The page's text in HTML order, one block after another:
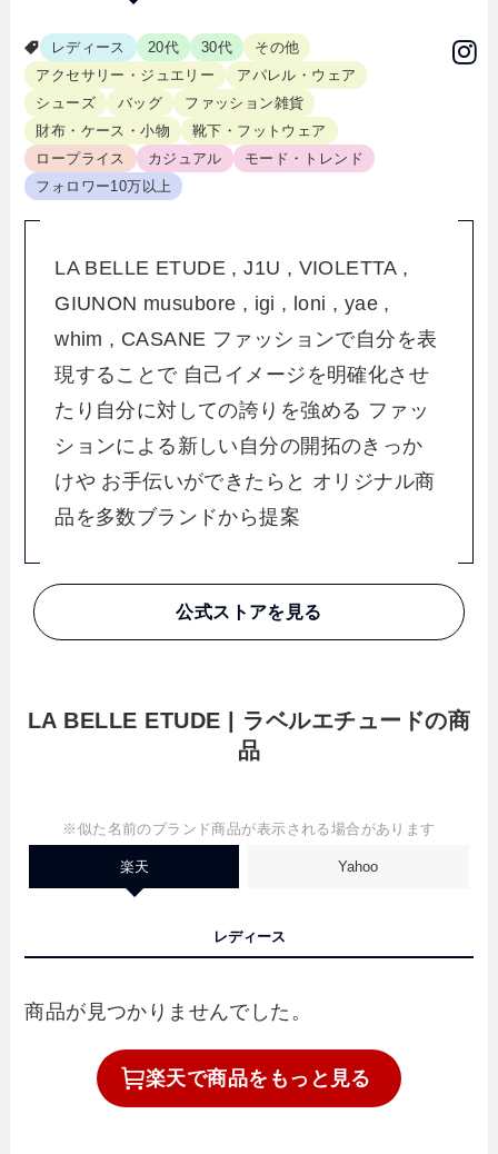
レディース 20代 30代
その他
アクセサリー・ジュエリー
アパレル・ウェア
シューズ
バッグ
ファッション雑貨
財布・ケース・小物
靴下・フットウェア
ロープライス
カジュアル
モード・トレンド
フォロワー10万以上
LA BELLE ETUDE , J1U , VIOLETTA ,
GIUNON musubore , igi , loni , yae ,
whim , CASANE ファッションで自分を表
現することで 自己イメージを明確化させ
たり自分に対しての誇りを強める ファッ
ションによる新しい自分の開拓のきっか
けや お手伝いができたらと オリジナル商
品を多数ブランドから提案
公式ストアを見る
LA BELLE ETUDE | ラベルエチュードの商
品
※似た名前のブランド商品が表示される場合があります
楽天 Yahoo
レディース
商品が見つかりませんでした。
楽天で商品を もっと見る